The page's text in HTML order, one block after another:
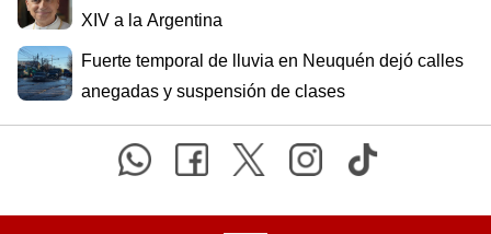
XIV a la Argentina
Fuerte temporal de lluvia en Neuquén dejó calles
anegadas y suspensión de clases